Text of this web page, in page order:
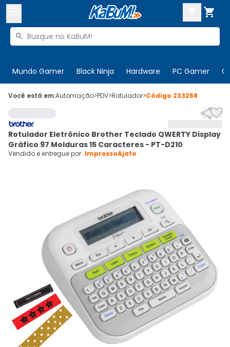

Buscar produtos

Mundo Gamer Black Ninja Hardware PC Gamer
 Olá. Acesse sua conta
Cupons
CADASTRE-SE
Você está em:Automação>PDV>Rotulador>Código 233258

Rotulador Eletrônico Brother Teclado QWERTY Display
Gráfico 97 Molduras 15 Caracteres - PT-D210
Vendido e entregue por: ImpressoAjato